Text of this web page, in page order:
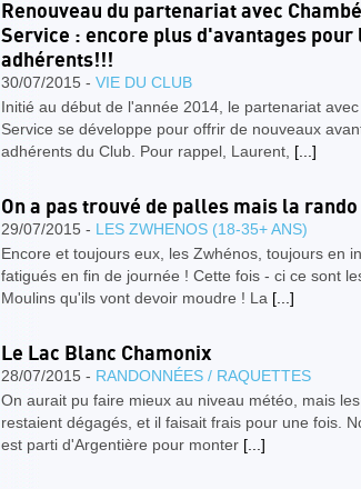
Renouveau du partenariat avec
Service : encore plus d'avantages pour
adhérents!!!
30/07/2015 - VIE DU CLUB
Initié au début de l'année 2014, le partenariat
Service se développe pour offrir de nouveaux
adhérents du Club. Pour rappel, Laurent, [...]
On a pas trouvé de palles mais la
29/07/2015 - LES ZWHENOS (18-35+ ANS)
Encore et toujours eux, les Zwhénos, toujours en
fatigués en fin de journée ! Cette fois - ci ce sont
Moulins qu'ils vont devoir moudre ! La [...]
Le Lac Blanc Chamonix
28/07/2015 - RANDONNÉES / RAQUETTES
On aurait pu faire mieux au niveau météo, mais
restaient dégagés, et il faisait frais pour une fois.
est parti d'Argentière pour monter [...]